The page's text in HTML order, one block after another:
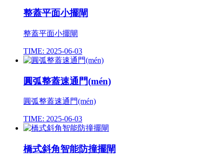
整蓋平面小擺閘
整蓋平面小擺閘
TIME: 2025-06-03
圓弧整蓋速通門(mén)
圓弧整蓋速通門(mén)
TIME: 2025-06-03
橋式斜角智能防撞擺閘